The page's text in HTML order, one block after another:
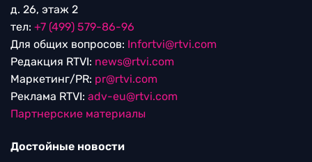
д. 26, этаж 2
тел: +7 (499) 579-86-96
Для общих вопросов: Infortvi@rtvi.com
Редакция RTVI: news@rtvi.com
Маркетинг/PR: pr@rtvi.com
Реклама RTVI: adv-eu@rtvi.com
Партнерские материалы
Достойные новости